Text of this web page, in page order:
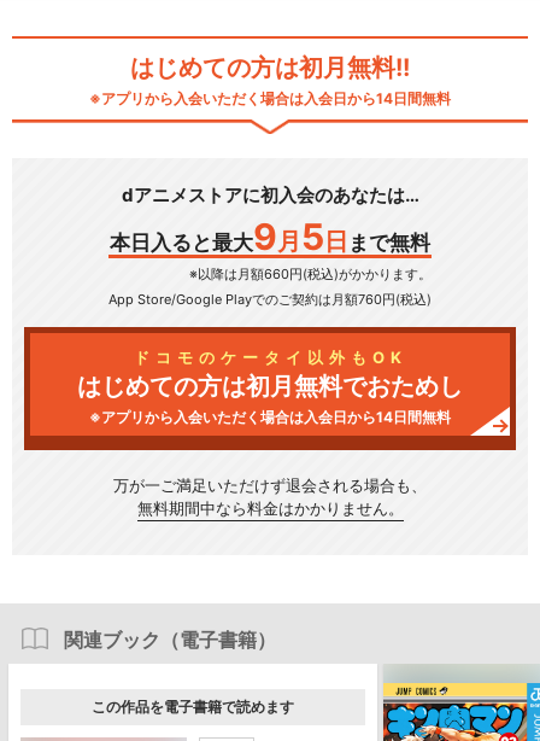
はじめての方は初月無料!!
※アプリから入会いただく場合は入会日から14日間無料
dアニメストアに初入会のあなたは…
本日入ると最大9 月 5 日 まで無料
※以降は月額660円(税込)がかかります。
App Store/Google Playでのご契約は月額760円(税込)
ドコモのケータイ以外もOK
はじめての方は初月無料でおためし
※アプリから入会いただく場合は入会日から14日間無料
万が一ご満足いただけず退会される場合も、
無料期間中なら料金はかかりません。
関連ブック（電子書籍）
この作品を電子書籍で読めます